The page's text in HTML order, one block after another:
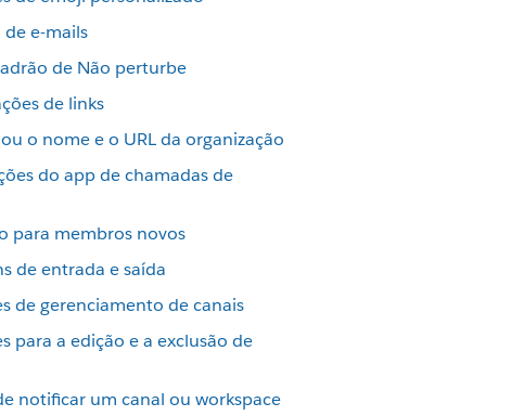
e-mails
de Não perturbe
de links
o nome e o URL da organização
do app de chamadas de
para membros novos
de entrada e saída
de gerenciamento de canais
para a edição e a exclusão de
notificar um canal ou workspace